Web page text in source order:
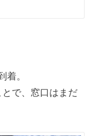
着。
で、窓口はまだ